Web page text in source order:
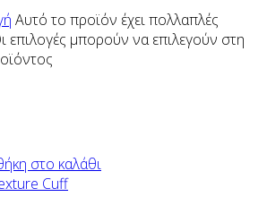
Αυτό το προϊόν έχει πολλαπλές
επιλογές μπορούν να επιλεγούν στη
στο καλάθι